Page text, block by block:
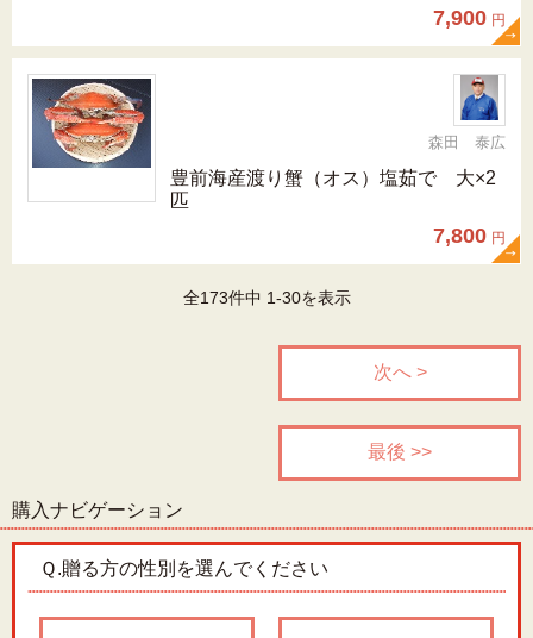
7,900 円
森田 泰広
豊前海産渡り蟹（オス）塩茹で 大×2
匹
7,800 円
全173件中 1-30を表示
次へ >
最後 >>
購入ナビゲーション
Ｑ.贈る方の性別を選んでください